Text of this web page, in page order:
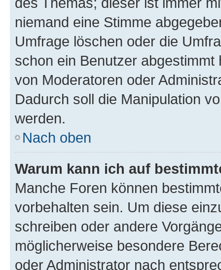
niemand eine Stimme
Umfrage löschen oder die
schon ein Benutzer
von Moderatoren oder
Dadurch soll die Manipulation
werden.
Nach oben
Warum kann ich auf
Manche Foren können
vorbehalten sein. Um diese
schreiben oder andere
möglicherweise besondere
oder Administrator nach